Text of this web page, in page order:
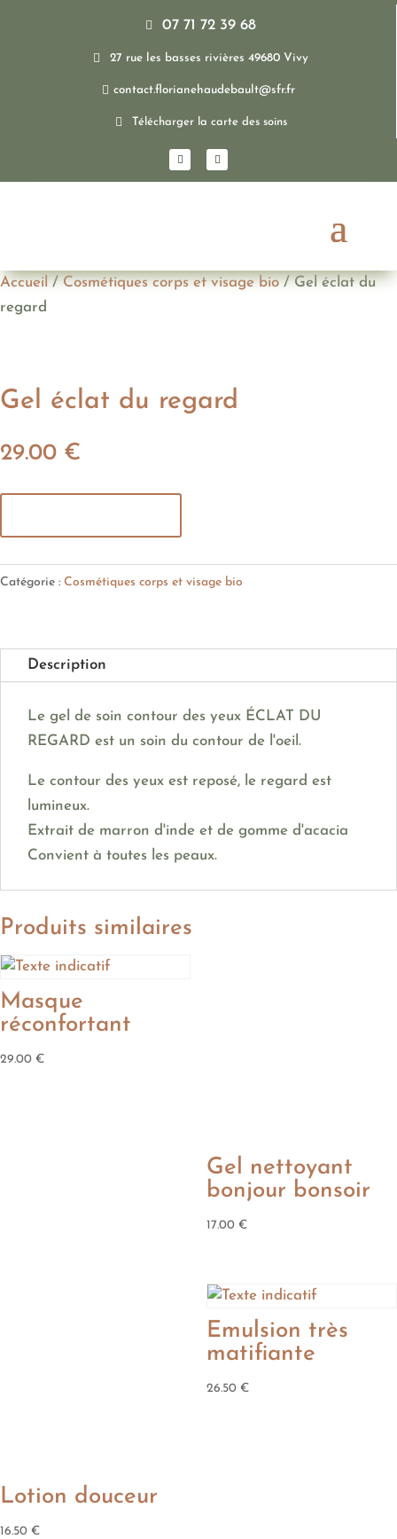
 07 71 72 39 68
 27 rue les basses rivières 49680 Vivy
 contact.florianehaudebault@sfr.fr
 Télécharger la carte des soins
Accueil/Cosmétiques corps et visage bio/ Gel éclat du
regard
Gel éclat du regard
29.00 €
Catégorie : Cosmétiques corps et visage bio
Description
Le gel de soin contour des yeux ÉCLAT DU
REGARD est un soin du contour de l'oeil.
Le contour des yeux est reposé, le regard est
lumineux.
Extrait de marron d'inde et de gomme d'acacia
Convient à toutes les peaux.
Produits similaires
Masque
réconfortant
29.00 €
Gel nettoyant
bonjour bonsoir
17.00 €
Lotion douceur
16.50 €
Emulsion très
matifiante
26.50 €